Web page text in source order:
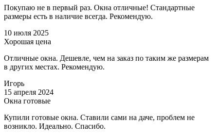
Покупаю не в первый раз. Окна отличные! Стандартные
размеры есть в наличие всегда. Рекомендую.
10 июля 2025
Хорошая цена
Отличные окна. Дешевле, чем на заказ по таким же размерам
в других местах. Рекомендую.
Игорь
15 апреля 2024
Окна готовые
Купили готовые окна. Ставили сами на даче, проблем не
возникло. Идеально. Спасибо.